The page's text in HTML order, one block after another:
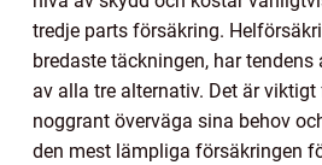
tredje parts försäkring.
bredaste täckningen, har
av alla tre alternativ. Det är
noggrant överväga sina behov
den mest lämpliga försäkringen